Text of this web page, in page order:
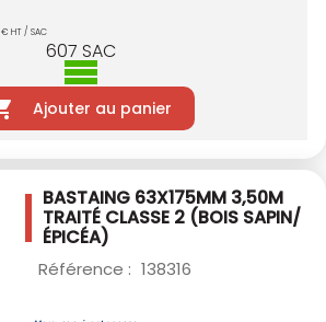
€ HT / SAC
607 SAC
Ajouter au panier
BASTAING 63X175MM 3,50M
TRAITÉ CLASSE 2 (BOIS SAPIN/
ÉPICÉA)
Référence : 138316